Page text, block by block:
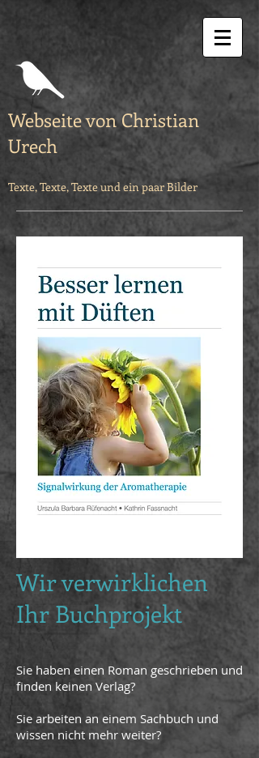
Webseite von Christian
Urech
Texte, Texte, Texte und ein paar Bilder
Wir verwirklichen
Ihr Buchprojekt
Sie haben einen Roman geschrieben und
finden keinen Verlag?
Sie arbeiten an einem Sachbuch und
wissen nicht mehr weiter?